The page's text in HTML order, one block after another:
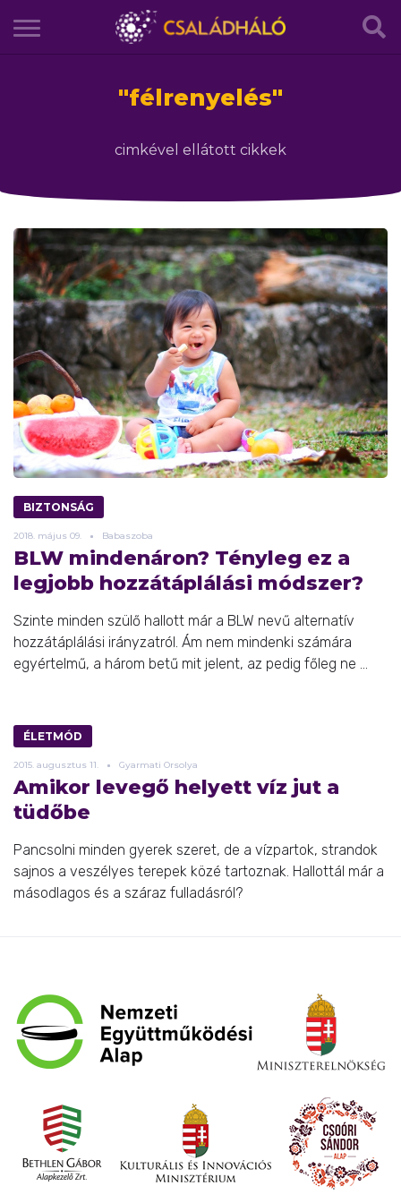
"félrenyelés"
cimkével ellátott cikkek
BIZTONSÁG
2018. május 09. Babaszoba
BLW mindenáron? Tényleg ez a
legjobb hozzátáplálási módszer?
Szinte minden szülő hallott már a BLW nevű alternatív
hozzátáplálási irányzatról. Ám nem mindenki számára
egyértelmű, a három betű mit jelent, az pedig főleg ne ...
ÉLETMÓD
2015. augusztus 11. Gyarmati Orsolya
Amikor levegő helyett víz jut a
tüdőbe
Pancsolni minden gyerek szeret, de a vízpartok, strandok
sajnos a veszélyes terepek közé tartoznak. Hallottál már a
másodlagos és a száraz fulladásról?